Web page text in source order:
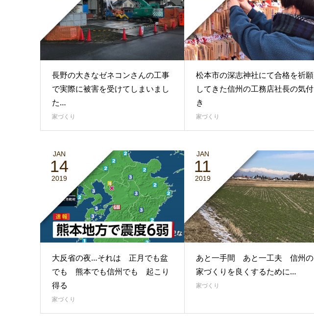
長野の大きなゼネコンさんの工事
で実際に被害を受けてしまいまし
た…
家づくり
松本市の深志神社にて合格を祈願
してきた信州の工務店社長の気付
き
家づくり
JAN
14
2019
大反省の夜…それは 正月でも盆
でも 熊本でも信州でも 起こり
得る
家づくり
JAN
11
2019
あと一手間 あと一工夫 信州の
家づくりを良くするために…
家づくり